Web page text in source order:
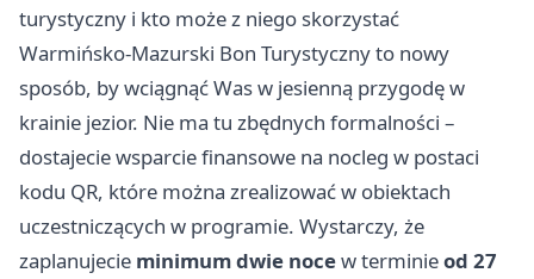
turystyczny i kto może z niego skorzystać
Warmińsko-Mazurski Bon Turystyczny to nowy
sposób, by wciągnąć Was w jesienną przygodę w
krainie jezior. Nie ma tu zbędnych formalności –
dostajecie wsparcie finansowe na nocleg w postaci
kodu QR, które można zrealizować w obiektach
uczestniczących w programie. Wystarczy, że
zaplanujecie minimum dwie nocew terminieod 27